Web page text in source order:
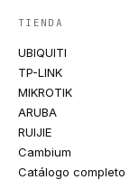
TIENDA
UBIQUITI
TP-LINK
MIKROTIK
ARUBA
RUIJIE
Cambium
Catálogo completo